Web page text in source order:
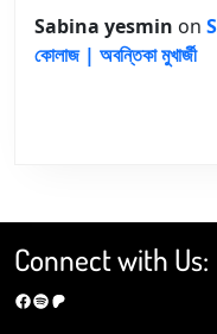
Sabina yesmin on
কোলাজ | অবন্তিকা মুখার্জী
Connect with Us:
Facebook Spotify Patreon